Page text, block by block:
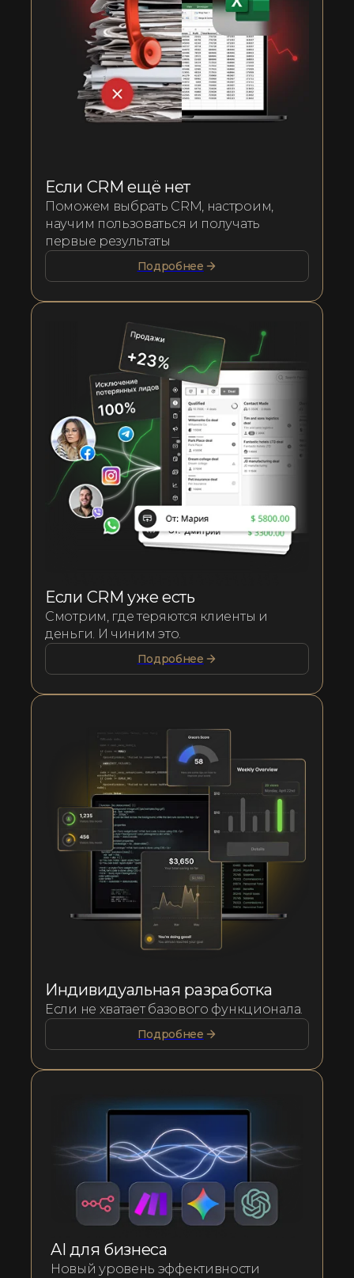
Если CRM ещё нет
Поможем выбрать CRM, настроим,
научим пользоваться и получать
первые результаты
Подробнее
Если CRM уже есть
Смотрим, где теряются клиенты и
деньги. И чиним это.
Подробнее
Индивидуальная разработка
Если не хватает базового функционала.
Подробнее
AI для бизнеса
Новый уровень эффективности